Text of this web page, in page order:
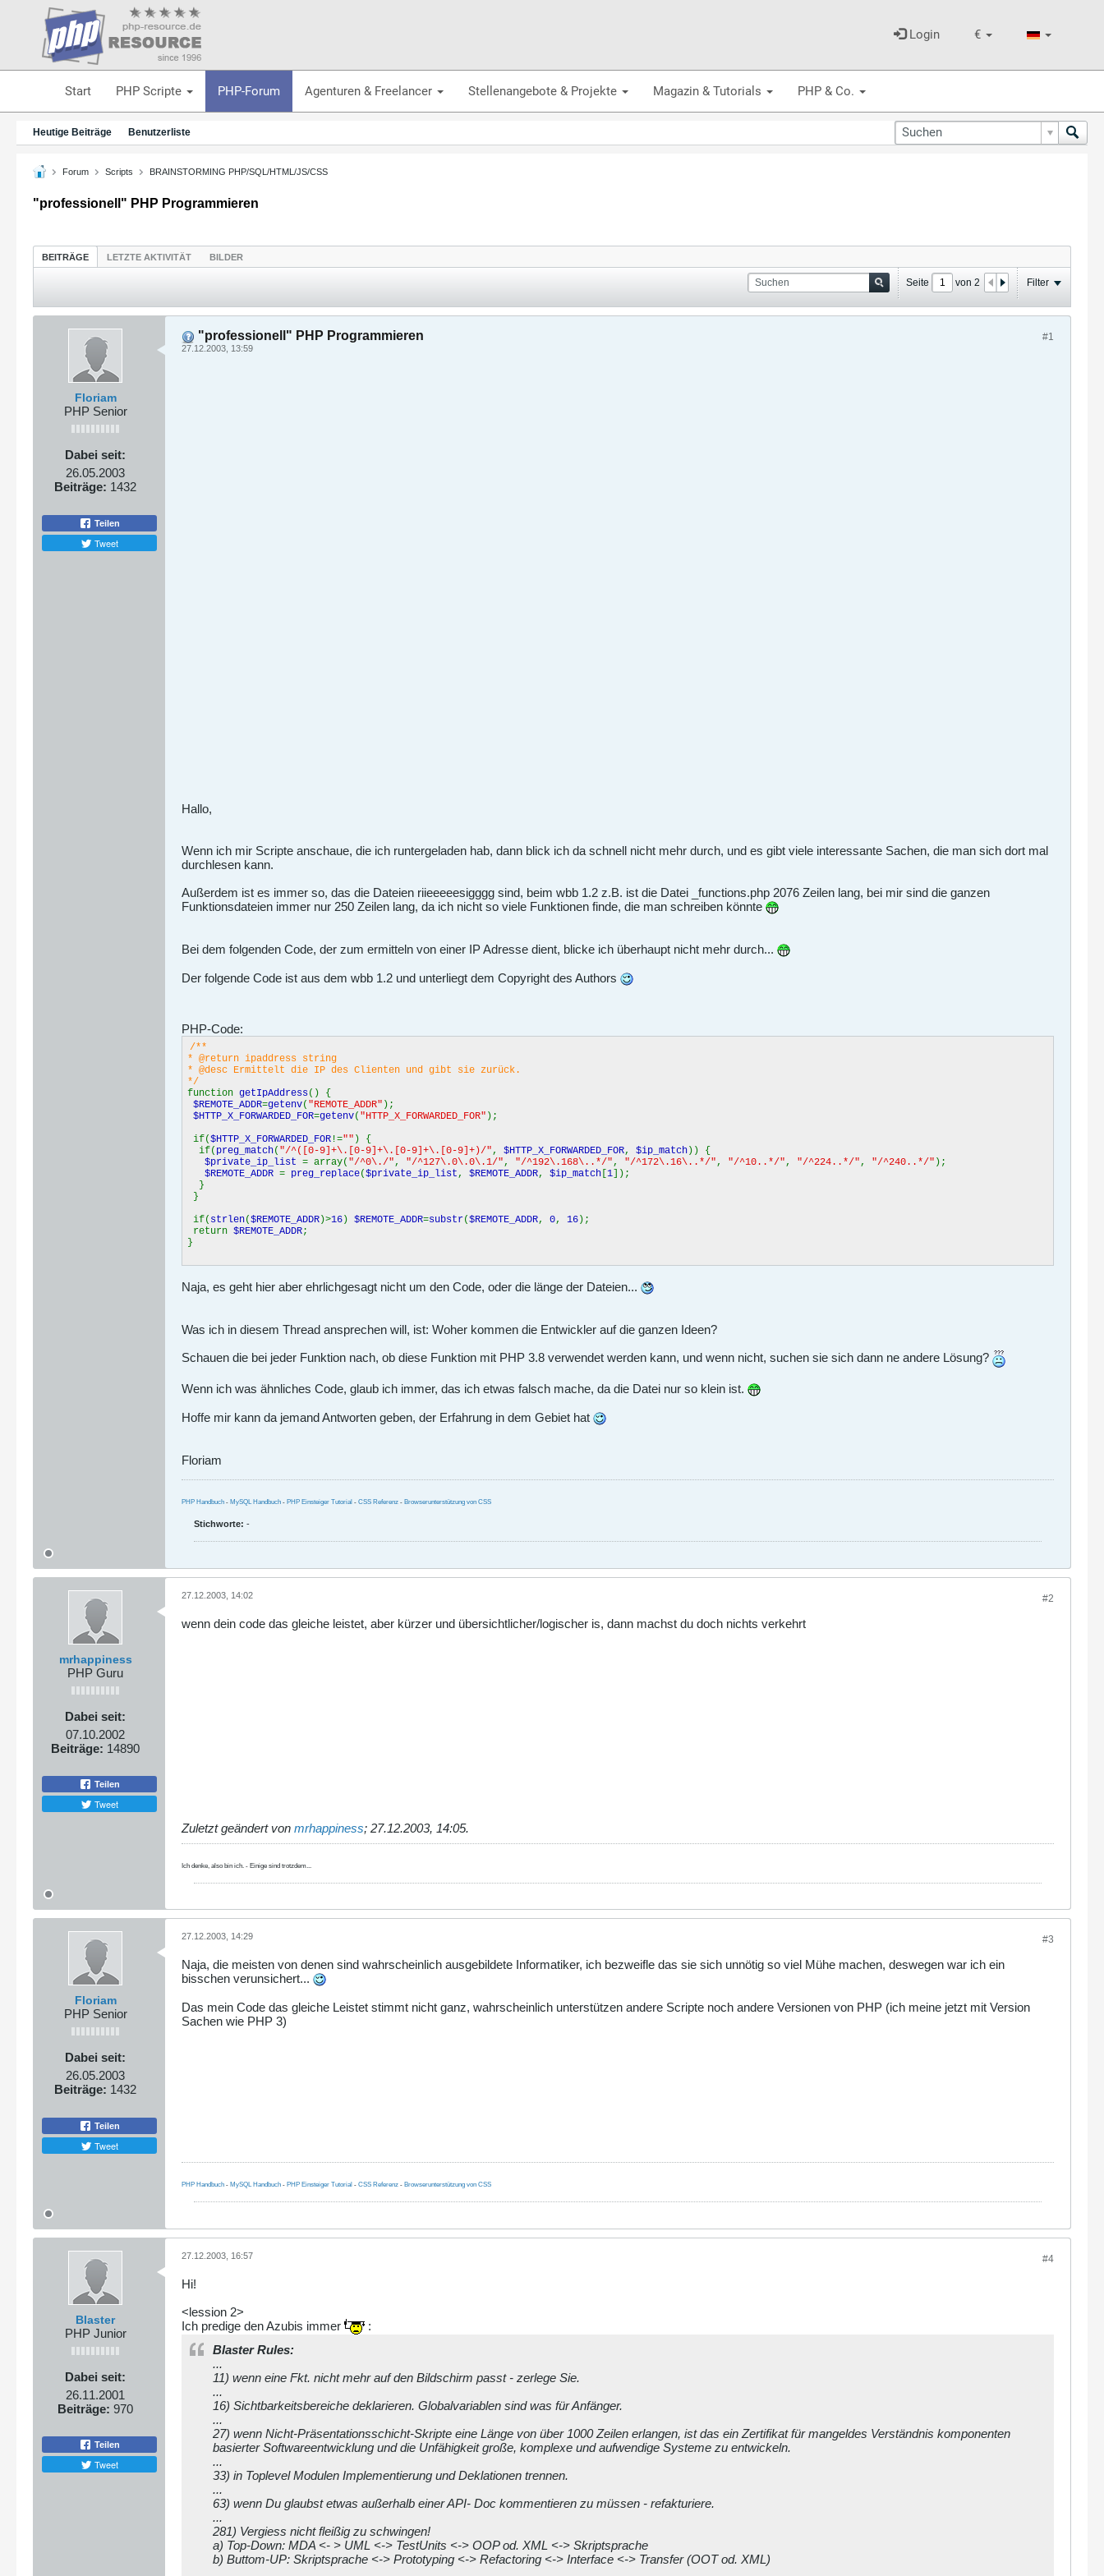
€
Login
Start PHP Scripte PHP-Forum Agenturen & Freelancer Stellenangebote & Projekte Magazin & Tutorials PHP & Co.
Heutige Beiträge Benutzerliste
Forum Scripts BRAINSTORMING PHP/SQL/HTML/JS/CSS
"professionell" PHP Programmieren
BEITRÄGE LETZTE AKTIVITÄT BILDER
Seite von 2 Filter
Floriam
PHP Senior
Dabei seit:
26.05.2003
Beiträge: 1432
Teilen
Tweet
#1
"professionell" PHP Programmieren
27.12.2003, 13:59
Hallo,
Wenn ich mir Scripte anschaue, die ich runtergeladen hab, dann blick ich da schnell nicht mehr durch, und es gibt viele interessante Sachen, die man sich dort mal
durchlesen kann.
Außerdem ist es immer so, das die Dateien riieeeeesigggg sind, beim wbb 1.2 z.B. ist die Datei _functions.php 2076 Zeilen lang, bei mir sind die ganzen
Funktionsdateien immer nur 250 Zeilen lang, da ich nicht so viele Funktionen finde, die man schreiben könnte
Bei dem folgenden Code, der zum ermitteln von einer IP Adresse dient, blicke ich überhaupt nicht mehr durch...
Der folgende Code ist aus dem wbb 1.2 und unterliegt dem Copyright des Authors
PHP-Code:
/**
* @return ipaddress string
* @desc Ermittelt die IP des Clienten und gibt sie zurück.
*/
function getIpAddress() {
$REMOTE_ADDR=getenv( "REMOTE_ADDR" );
$HTTP_X_FORWARDED_FOR=getenv( "HTTP_X_FORWARDED_FOR" );
if($HTTP_X_FORWARDED_FOR !="" ) {
if( preg_match( "/^([0-9]+\.[0-9]+\.[0-9]+\.[0-9]+)/", $HTTP_X_FORWARDED_FOR, $ip_match )) {
$private_ip_list = array( "/^0\./", "/^127\.0\.0\.1/", "/^192\.168\..*/", "/^172\.16\..*/", "/^10..*/", "/^224..*/", "/^240..*/" );
$REMOTE_ADDR = preg_replace($private_ip_list, $REMOTE_ADDR, $ip_match 1 ]);
}
}
if( strlen($REMOTE_ADDR )>16 ) $REMOTE_ADDR=substr($REMOTE_ADDR, 0, 16 );
return $REMOTE_ADDR;
}
Naja, es geht hier aber ehrlichgesagt nicht um den Code, oder die länge der Dateien...
Was ich in diesem Thread ansprechen will, ist: Woher kommen die Entwickler auf die ganzen Ideen?
Schauen die bei jeder Funktion nach, ob diese Funktion mit PHP 3.8 verwendet werden kann, und wenn nicht, suchen sie sich dann ne andere Lösung?
Wenn ich was ähnliches Code, glaub ich immer, das ich etwas falsch mache, da die Datei nur so klein ist.
Hoffe mir kann da jemand Antworten geben, der Erfahrung in dem Gebiet hat
Floriam
PHP Handbuch - MySQL Handbuch - PHP Einsteiger Tutorial - CSS Referenz - Browserunterstützung von CSS
Stichworte: -
mrhappiness
PHP Guru
Dabei seit:
07.10.2002
Beiträge: 14890
Teilen
Tweet
#2
27.12.2003, 14:02
wenn dein code das gleiche leistet, aber kürzer und übersichtlicher/logischer is, dann machst du doch nichts verkehrt
Zuletzt geändert von mrhappiness; 27.12.2003, 14:05.
Ich denke, also bin ich. - Einige sind trotzdem...
Floriam
PHP Senior
Dabei seit:
26.05.2003
Beiträge: 1432
Teilen
Tweet
#3
27.12.2003, 14:29
Naja, die meisten von denen sind wahrscheinlich ausgebildete Informatiker, ich bezweifle das sie sich unnötig so viel Mühe machen, deswegen war ich ein
bisschen verunsichert...
Das mein Code das gleiche Leistet stimmt nicht ganz, wahrscheinlich unterstützen andere Scripte noch andere Versionen von PHP (ich meine jetzt mit Version
Sachen wie PHP 3)
PHP Handbuch - MySQL Handbuch - PHP Einsteiger Tutorial - CSS Referenz - Browserunterstützung von CSS
Blaster
PHP Junior
Dabei seit:
26.11.2001
Beiträge: 970
Teilen
Tweet
#4
27.12.2003, 16:57
Hi!
<lession 2>
Ich predige den Azubis immer
:
Blaster Rules:
...
11) wenn eine Fkt. nicht mehr auf den Bildschirm passt - zerlege Sie.
...
16) Sichtbarkeitsbereiche deklarieren. Globalvariablen sind was für Anfänger.
...
27) wenn Nicht-Präsentationsschicht-Skripte eine Länge von über 1000 Zeilen erlangen, ist das ein Zertifikat für mangeldes Verständnis komponenten
basierter Softwareentwicklung und die Unfähigkeit große, komplexe und aufwendige Systeme zu entwickeln.
...
33) in Toplevel Modulen Implementierung und Deklationen trennen.
...
63) wenn Du glaubst etwas außerhalb einer API- Doc kommentieren zu müssen - refakturiere.
...
281) Vergiess nicht fleißig zu schwingen!
a) Top-Down: MDA <- > UML <-> TestUnits <-> OOP od. XML <-> Skriptsprache
b) Buttom-UP: Skriptsprache <-> Prototyping <-> Refactoring <-> Interface <-> Transfer (OOT od. XML)